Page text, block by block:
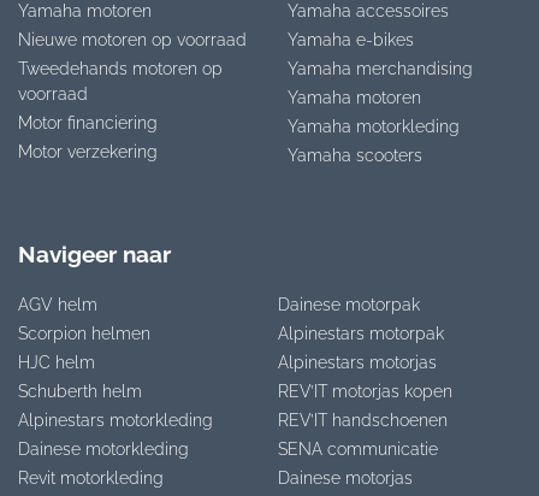
Yamaha motoren
Nieuwe motoren op voorraad
Tweedehands motoren op
voorraad
Motor financiering
Motor verzekering
Yamaha accessoires
Yamaha e-bikes
Yamaha merchandising
Yamaha motoren
Yamaha motorkleding
Yamaha scooters
Navigeer naar
AGV helm
Scorpion helmen
HJC helm
Schuberth helm
Alpinestars motorkleding
Dainese motorkleding
Revit motorkleding
Dainese motorpak
Alpinestars motorpak
Alpinestars motorjas
REV’IT motorjas kopen
REV’IT handschoenen
SENA communicatie
Dainese motorjas